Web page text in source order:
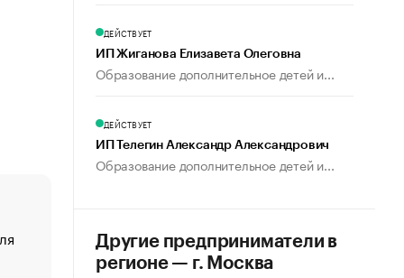
«От спорта тело стареет иначе». Как живет глава
создавшей GTA
ДЕЙСТВУЕТ
ИП Жиганова Елизавета Олеговна
Образование дополнительное детей и...
ДЕЙСТВУЕТ
ИП Телегин Александр Александрович
Образование дополнительное детей и...
Другие предприниматели в
регионе — г. Москва